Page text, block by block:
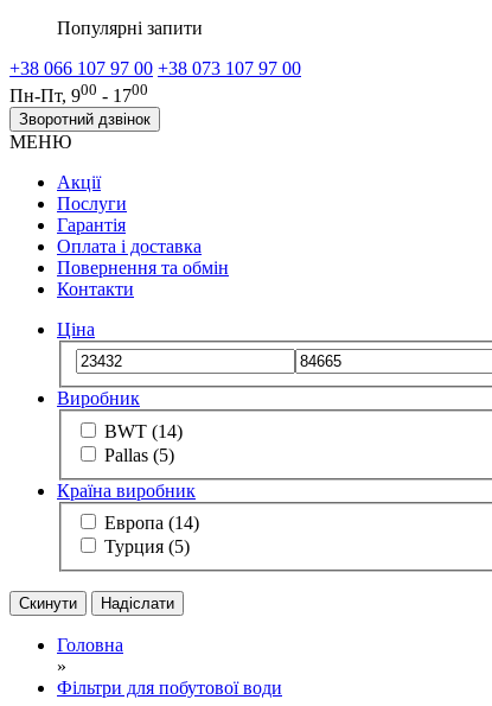
Популярні запити
+38 066 107 97 00 +38 073 107 97 00
Пн-Пт, 900 - 1700
Зворотний дзвінок
МЕНЮ
Акції
Послуги
Гарантія
Оплата і доставка
Повернення та обмін
Контакти
Ціна
Виробник
BWT (14)
Pallas (5)
Країна виробник
Европа (14)
Турция (5)
Скинути Надіслати
Головна
»
Фільтри для побутової води